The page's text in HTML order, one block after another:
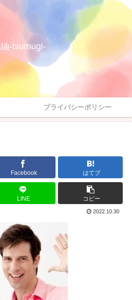
紬-tsumugi-
プライバシーポリシー
Facebook はてブ
LINE コピー
2022.10.30